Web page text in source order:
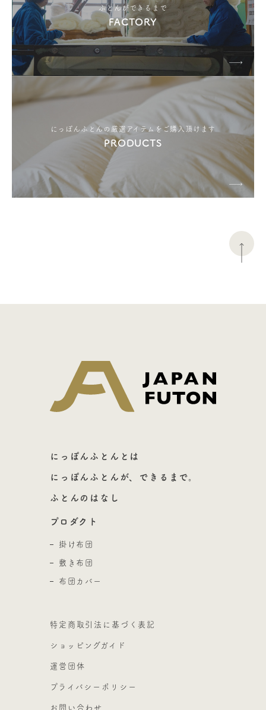
ふとんができるまで
FACTORY
にっぽんふとんの厳選アイテムをご購入頂けます
PRODUCTS
にっぽんふとんとは
にっぽんふとんが、できるまで。
ふとんのはなし
プロダクト
掛け布団
敷き布団
布団カバー
特定商取引法に基づく表記
ショッピングガイド
運営団体
プライバシーポリシー
お問い合わせ